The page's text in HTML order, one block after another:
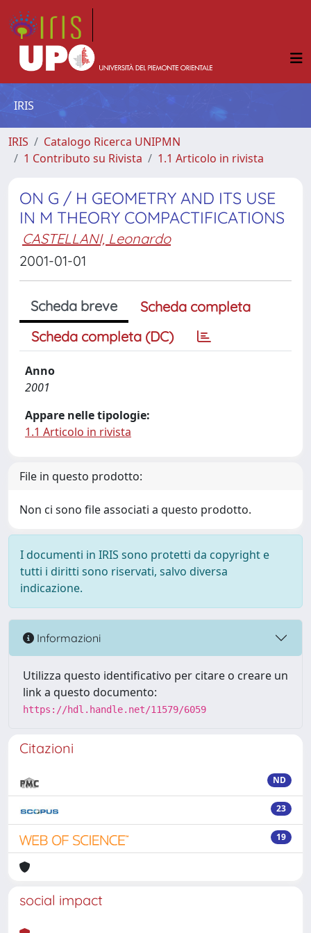
IRIS
IRIS
Catalogo Ricerca UNIPMN
1 Contributo su Rivista
1.1 Articolo in rivista
ON G / H GEOMETRY AND ITS USE
IN M THEORY COMPACTIFICATIONS
CASTELLANI, Leonardo
2001-01-01
Scheda breve
Scheda completa
Scheda completa (DC)
Anno
2001
Appare nelle tipologie:
1.1 Articolo in rivista
File in questo prodotto:
Non ci sono file associati a questo prodotto.
I documenti in IRIS sono protetti da copyright e
tutti i diritti sono riservati, salvo diversa
indicazione.
Informazioni
Utilizza questo identificativo per citare o creare un
link a questo documento:
https://hdl.handle.net/11579/6059
Citazioni
ND
23
19
social impact